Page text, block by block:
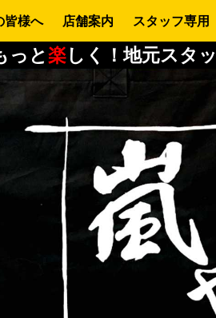
皆様へ 店舗案内 スタッフ専用
っと楽しく！地元スタ